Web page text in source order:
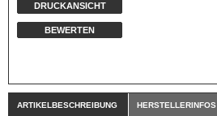
DRUCKANSICHT
BEWERTEN
ARTIKELBESCHREIBUNG HERSTELLERINFOS